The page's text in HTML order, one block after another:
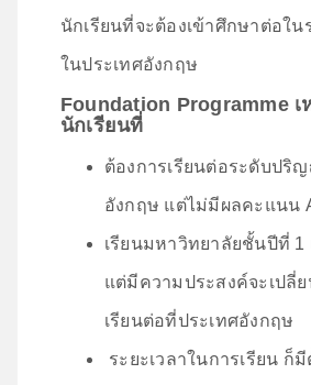
นักเรียนที่จะต้องเข้าศึกษาต่อใ
ในประเทศอังกฤษ
Foundation Programme เ
นักเรียนที่
ต้องการเรียนต่อระดับปริ
อังกฤษ แต่ไม่มีผลคะแนน
เรียนมหาวิทยาลัยชั้นปีที่ 1
แต่มีความประสงค์จะเปลี่
เรียนต่อที่ประเทศอังกฤษ
ระยะเวลาในการเรียน ก็